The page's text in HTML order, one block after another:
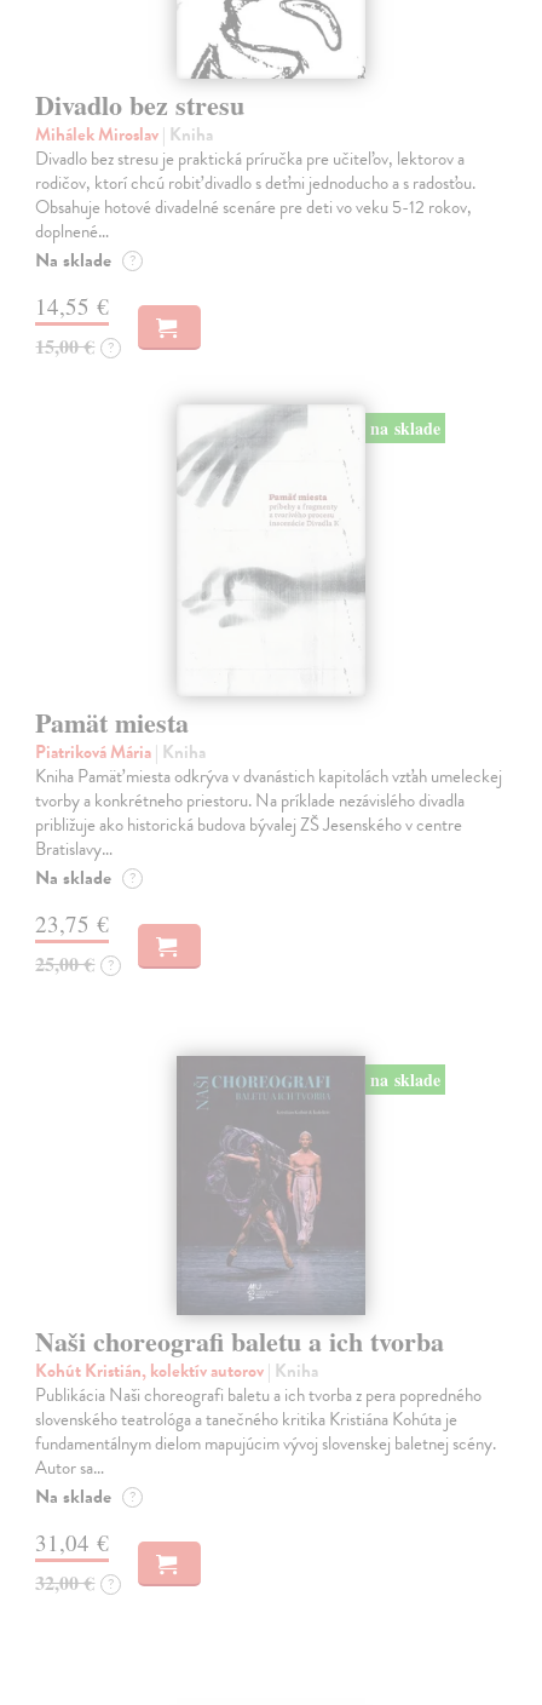
Divadlo bez stresu
Mihálek Miroslav| Kniha
Divadlo bez stresu je praktická príručka pre učiteľov, lektorov a
rodičov, ktorí chcú robiť divadlo s deťmi jednoducho a s radosťou.
Obsahuje hotové divadelné scenáre pre deti vo veku 5-12 rokov,
doplnené…
Na sklade ?
14,55 €
15,00 € ?
na sklade
Pamät miesta
Piatriková Mária| Kniha
Kniha Pamäť miesta odkrýva v dvanástich kapitolách vzťah umeleckej
tvorby a konkrétneho priestoru. Na príklade nezávislého divadla
približuje ako historická budova bývalej ZŠ Jesenského v centre
Bratislavy…
Na sklade ?
23,75 €
25,00 € ?
na sklade
Naši choreografi baletu a ich tvorba
Kohút Kristián, kolektív autorov| Kniha
Publikácia Naši choreografi baletu a ich tvorba z pera popredného
slovenského teatrológa a tanečného kritika Kristiána Kohúta je
fundamentálnym dielom mapujúcim vývoj slovenskej baletnej scény.
Autor sa…
Na sklade ?
31,04 €
32,00 € ?